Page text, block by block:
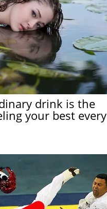
drink is the
your best every